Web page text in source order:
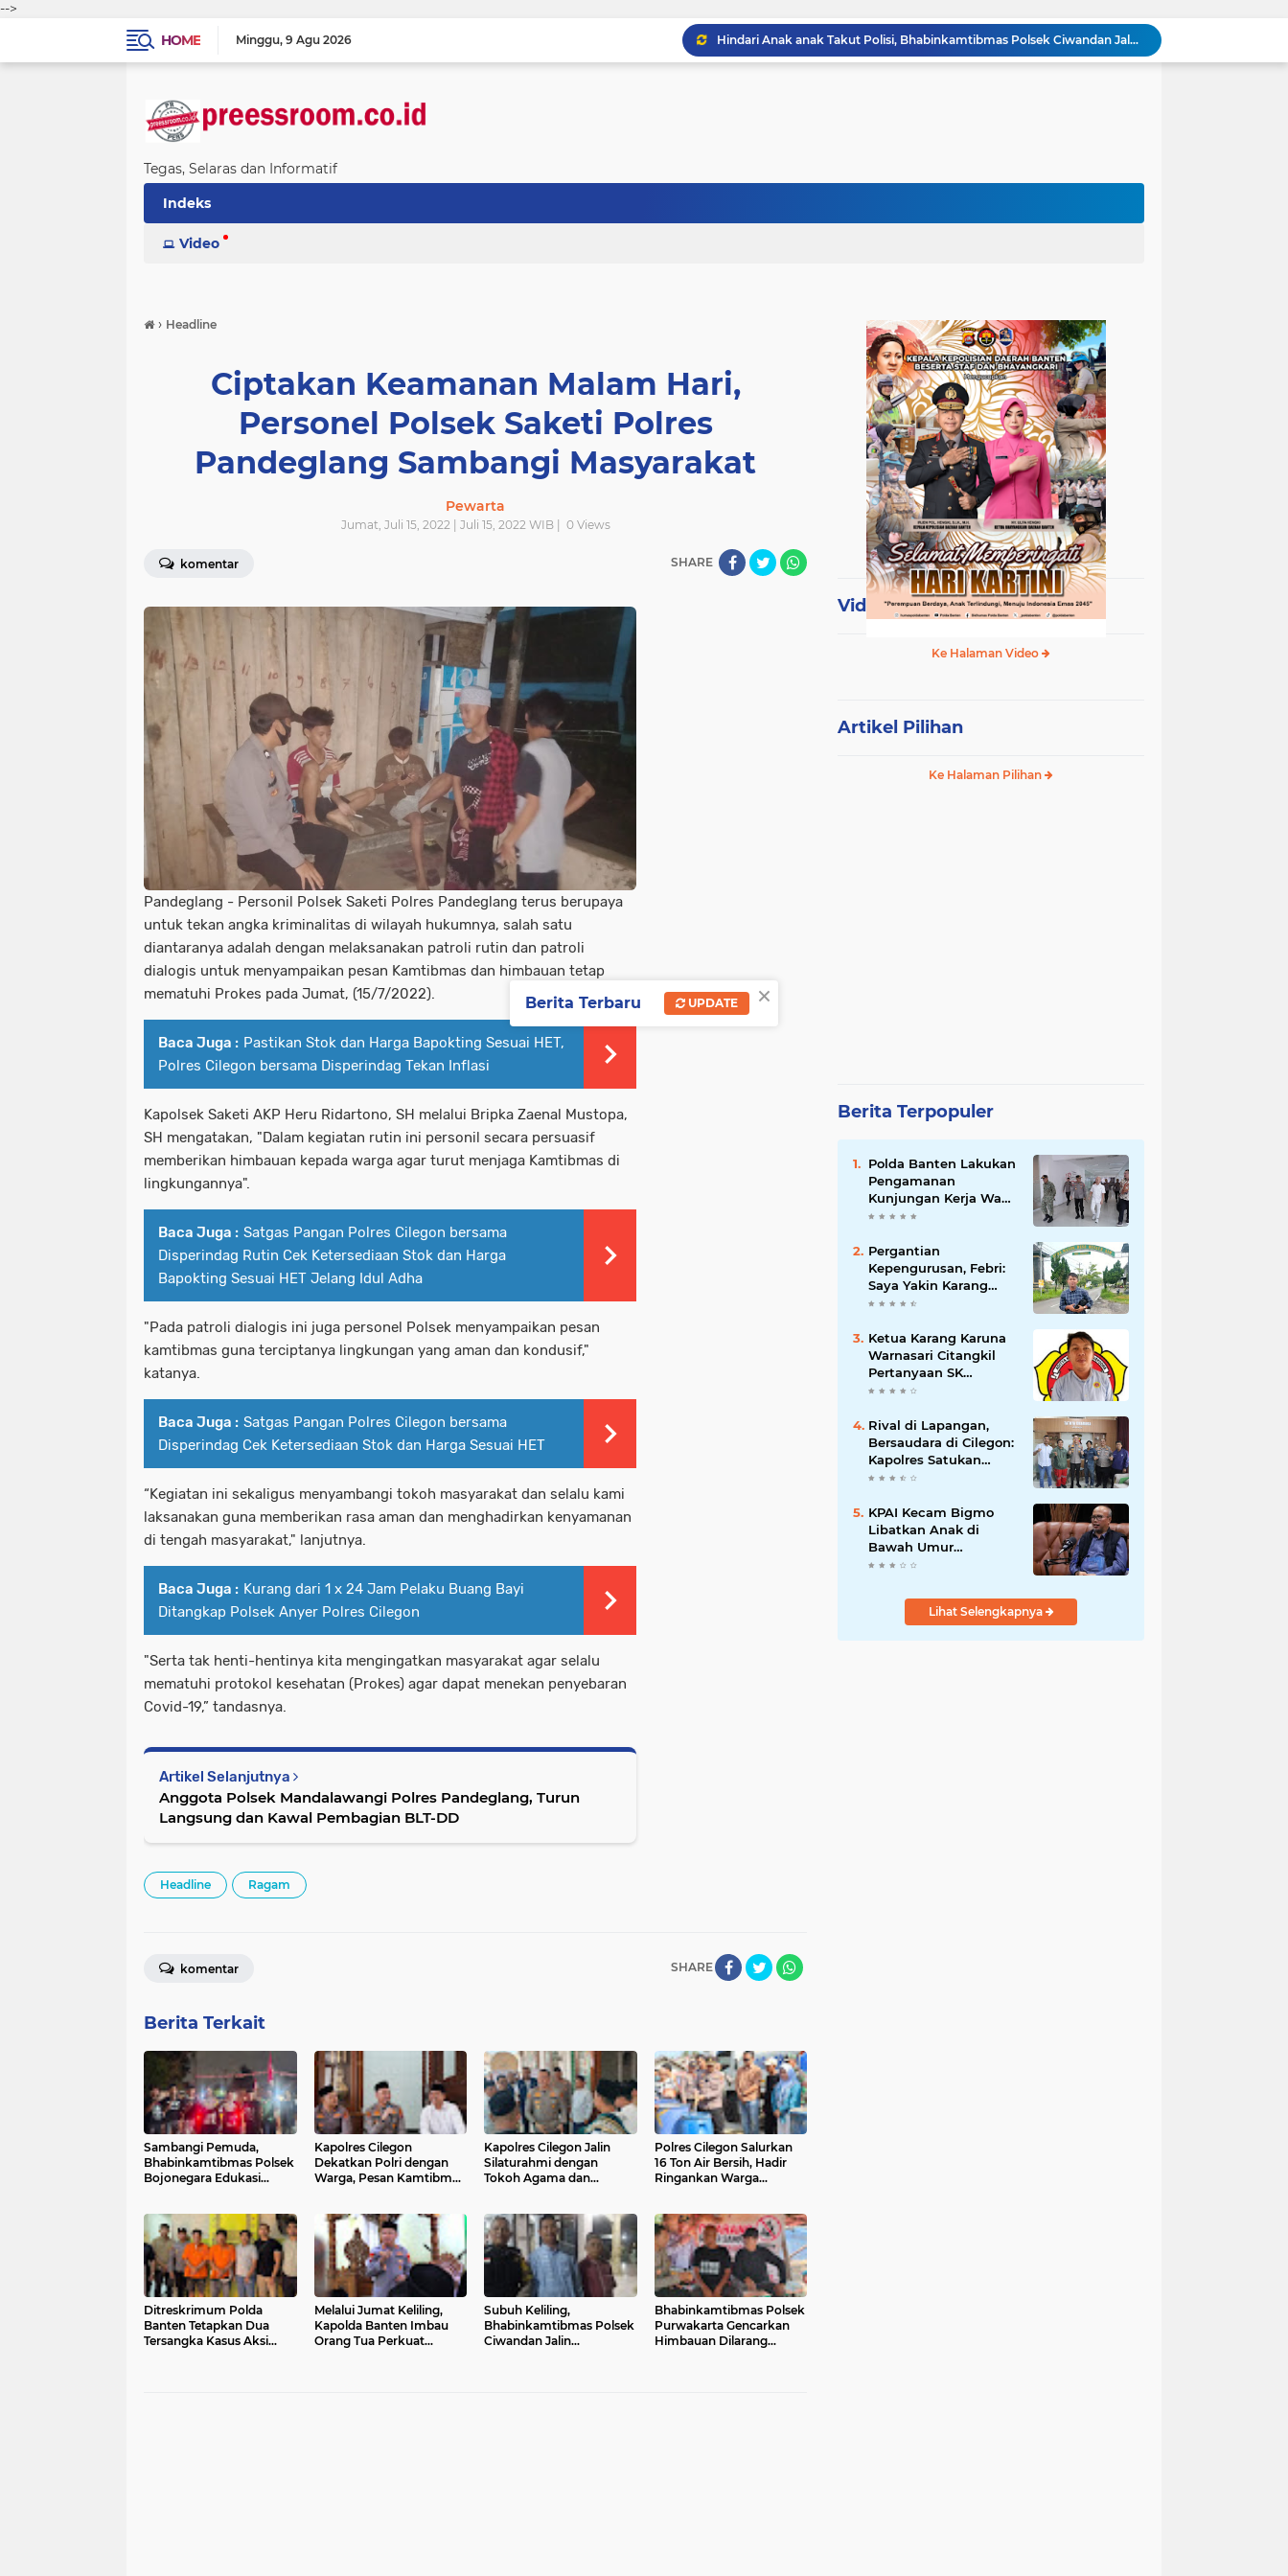
-->
HOME
Minggu 9 Agu 2026
Sinergitas TNI-POLRI, Personil Polsek Ciwandan bersama Babinsa Hadir Ditengah Masyarakat Jaga Lingkungan Kondusif
Bhabinkamtibmas Polsek Ciwandan Dekatkan kepada Masyarakat melalui Pengajian Rutin
Buka Warbinling, Bhabinkamtibmas Efektifkan Pelayanan dan Pengayoman di tengah Masyarakat
Tegas, Selaras dan Informatif
Indeks
Video
› Headline
Ciptakan Keamanan Malam Hari,
Personel Polsek Saketi Polres
Pandeglang Sambangi Masyarakat
Pewarta
Jumat, Juli 15, 2022 | Juli 15, 2022 WIB | 0Views
komentar SHARE
Pandeglang - Personil Polsek Saketi Polres Pandeglang terus berupaya
untuk tekan angka kriminalitas di wilayah hukumnya, salah satu
diantaranya adalah dengan melaksanakan patroli rutin dan patroli
dialogis untuk menyampaikan pesan Kamtibmas dan himbauan tetap
mematuhi Prokes pada Jumat, (15/7/2022).
Baca Juga : Pastikan Stok dan Harga Bapokting Sesuai HET,
Polres Cilegon bersama Disperindag Tekan Inflasi
Kapolsek Saketi AKP Heru Ridartono, SH melalui Bripka Zaenal Mustopa,
SH mengatakan, "Dalam kegiatan rutin ini personil secara persuasif
memberikan himbauan kepada warga agar turut menjaga Kamtibmas di
lingkungannya".
Baca Juga : Satgas Pangan Polres Cilegon bersama
Disperindag Rutin Cek Ketersediaan Stok dan Harga
Bapokting Sesuai HET Jelang Idul Adha
"Pada patroli dialogis ini juga personel Polsek menyampaikan pesan
kamtibmas guna terciptanya lingkungan yang aman dan kondusif,"
katanya.
Baca Juga : Satgas Pangan Polres Cilegon bersama
Disperindag Cek Ketersediaan Stok dan Harga Sesuai HET
“Kegiatan ini sekaligus menyambangi tokoh masyarakat dan selalu kami
laksanakan guna memberikan rasa aman dan menghadirkan kenyamanan
di tengah masyarakat," lanjutnya.
Baca Juga : Kurang dari 1 x 24 Jam Pelaku Buang Bayi
Ditangkap Polsek Anyer Polres Cilegon
"Serta tak henti-hentinya kita mengingatkan masyarakat agar selalu
mematuhi protokol kesehatan (Prokes) agar dapat menekan penyebaran
Covid-19,” tandasnya.
Artikel Selanjutnya
Anggota Polsek Mandalawangi Polres Pandeglang, Turun
Langsung dan Kawal Pembagian BLT-DD
Headline Ragam
SHARE
komentar
Berita Terkait
Sambangi Pemuda,
Bhabinkamtibmas Polsek
Bojonegara Edukasi
Kapolres Cilegon
Dekatkan Polri dengan
Warga, Pesan Kamtibmas
Kapolres Cilegon Jalin
Silaturahmi dengan
Tokoh Agama dan
Mutaqien
Polres Cilegon Salurkan
16 Ton Air Bersih, Hadir
Ringankan Warga
Ditreskrimum Polda
Banten Tetapkan Dua
Tersangka Kasus Aksi
Melalui Jumat Keliling,
Kapolda Banten Imbau
Orang Tua Perkuat
Subuh Keliling,
Bhabinkamtibmas Polsek
Ciwandan Jalin
Bhabinkamtibmas Polsek
Purwakarta Gencarkan
Himbauan Dilarang
Video Terpopuler
Ke Halaman Video
Artikel Pilihan
Ke Halaman Pilihan
Berita Terpopuler
Polda Banten Lakukan
Pengamanan
Kunjungan Kerja Wakil
Presiden RI
Pergantian
Kepengurusan, Febri:
Saya Yakin Karang
Taruna Wanakarsa
Kepemimpinan Bung
Entus Jauh Membawa
Manfaat
Ketua Karang Karuna
Warnasari Citangkil
Pertanyaan SK
Karetaker dan Urgensi
Berduka
Rival di Lapangan,
Bersaudara di Cilegon:
Kapolres Satukan
Viking dan Jak Mania
Piala Presiden 2026
KPAI Kecam Bigmo
Libatkan Anak di
Bawah Umur
Promosikan Liquid
Bertindak Tegas
Lihat Selengkapnya
×
Berita Terbaru UPDATE